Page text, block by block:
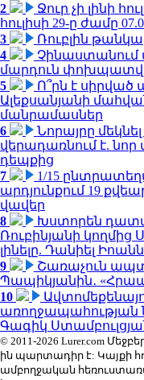
2
Ջուր չի լինի
հուլիսի 29-ը ժամը
3
Ռուբլին
4
մարդուն
5
Ո՞րն է
Ալեքսանյանի
մանրամասներ
6
Նորայրը
վերադառնում է.
դեպքից
7
1/15
արդյունքում 19
վավեր
8
Խստորեն
Ռուբինյանի կողմից
լինելը. Դանիել
9
Շառաչուն
Պապիկյանին․
10
առողջապահության
Գագիկ
© 2011-2026 Lurer.com
ին պարտադիր է: Կայքի
ամբողջական